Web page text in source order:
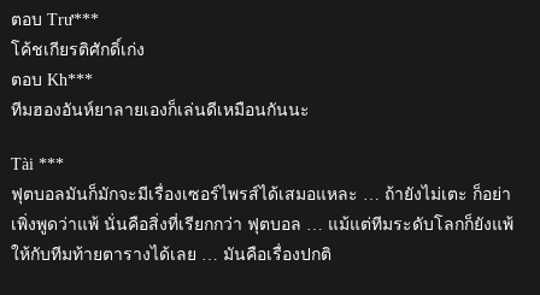
ตอบ Trư***
โค้ชเกียรติศักดิ์เก่ง
ตอบ Kh***
ทีมฮองอันห์ยาลายเองก็เล่นดีเหมือนกันนะ
Tài ***
ฟุตบอลมันก็มักจะมีเรื่องเซอร์ไพรส์ได้เสมอแหละ … ถ้ายังไม่เตะ ก็อย่า
เพิ่งพูดว่าแพ้ นั่นคือสิ่งที่เรียกกว่า ฟุตบอล … แม้แต่ทีมระดับโลกก็ยังแพ้
ให้กับทีมท้ายตารางได้เลย … มันคือเรื่องปกติ